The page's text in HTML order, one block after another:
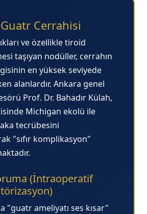
Cerrahisi
ve özellikletiroid
taşıyan nodüller, cerrahın
en yüksek seviyede
alanlardır. Ankara genel
Prof. Dr. Bahadır Külah,
Michigan ekolü ile
tecrübesini
"sıfır komplikasyon"
(İntraoperatif
"guatr ameliyatı ses kısar"